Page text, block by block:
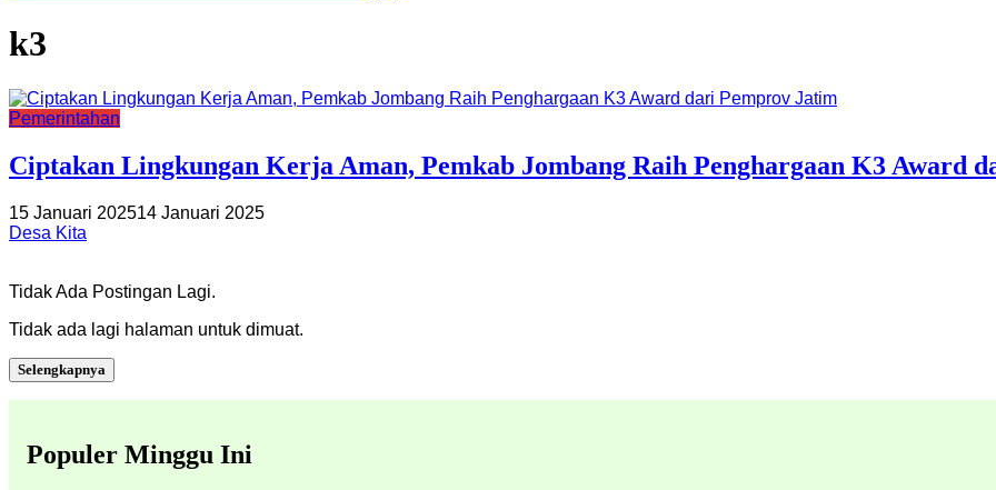
k3
Pemerintahan
Ciptakan Lingkungan Kerja Aman, Pemkab Jombang Raih Penghargaan K3 Award
15 Januari 202514 Januari 2025
Desa Kita
Tidak Ada Postingan Lagi.
Tidak ada lagi halaman untuk dimuat.
Selengkapnya
Populer Minggu Ini